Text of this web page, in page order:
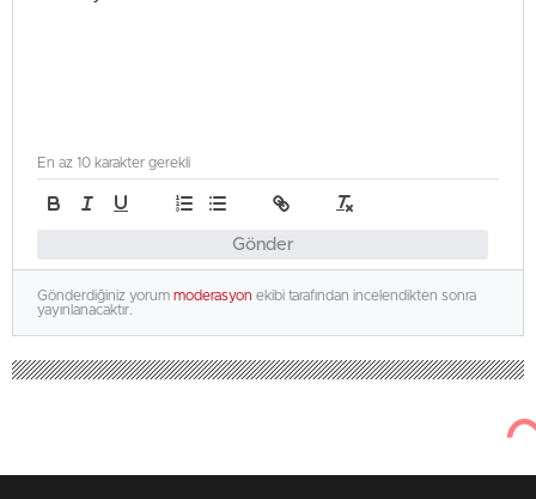
Gönder
En az 10 karakter gerekli
Gönderdiğiniz yorum moderasyon ekibi tarafından incelendikten sonra
yayınlanacaktır.